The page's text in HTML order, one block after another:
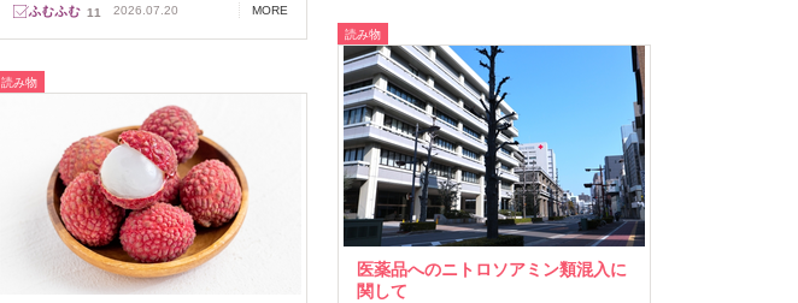
11 2026.07.20
MORE
読み物
医薬品へのニトロソアミン類混入に
関して
読み物